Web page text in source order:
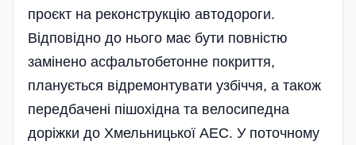
проєкт на реконструкцію автодороги.
Відповідно до нього має бути повністю
замінено асфальтобетонне покриття,
планується відремонтувати узбіччя, а також
передбачені пішохідна та велосипедна
доріжки до Хмельницької АЕС. У поточному